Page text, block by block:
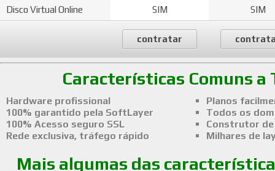
Disco Virtual Online SIM
contratar
SIM
Características Comuns a
Hardware profissional
100% garantido pela SoftLayer
100% Acesso seguro SSL
Rede exclusiva, tráfego rápido
Planos
Todos os
Construtor
Milhares de
Mais algumas das